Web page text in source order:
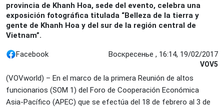
provincia de Khanh Hoa, sede del evento, celebra una
exposición fotográfica titulada “Belleza de la tierra y
gente de Khanh Hoa y del sur de la región central de
Vietnam”.
Facebook Воскресенье , 16:14, 19/02/2017
VOV5
(VOVworld) – En el marco de la primera Reunión de altos
funcionarios (SOM 1) del Foro de Cooperación Económica
Asia-Pacífico (APEC) que se efectúa del 18 de febrero al 3 de